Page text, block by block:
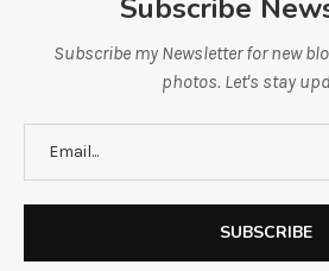
Subscribe
Subscribe my Newsletter for new
photos. Let's stay